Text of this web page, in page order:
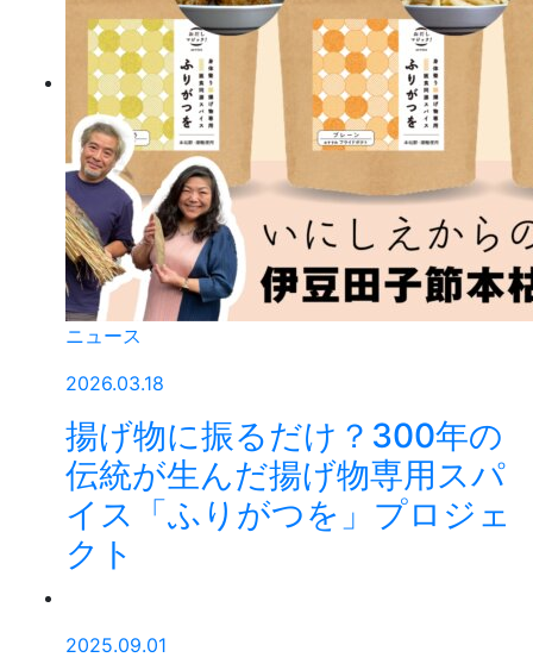
ニュース
2026.03.18
揚げ物に振るだけ？300年の
伝統が生んだ揚げ物専用スパ
イス「ふりがつを」プロジェ
クト
2025.09.01